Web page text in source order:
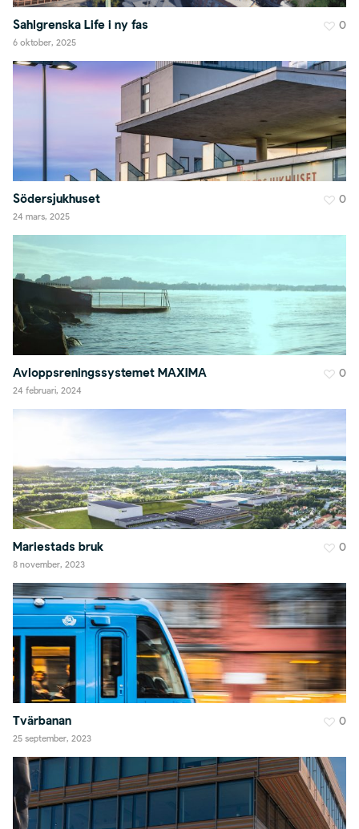
Sahlgrenska Life i ny fas
6 oktober, 2025
0
Södersjukhuset
24 mars, 2025
0
Avloppsreningssystemet MAXIMA
24 februari, 2024
0
Mariestads bruk
8 november, 2023
0
Tvärbanan
25 september, 2023
0